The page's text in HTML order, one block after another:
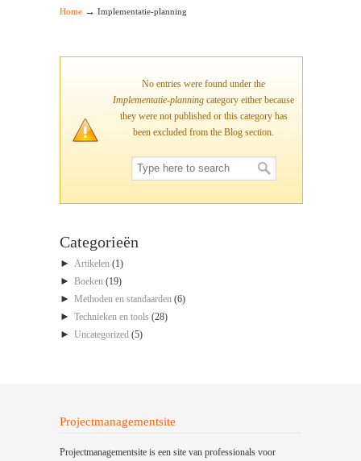
Home → Implementatie-planning
No entries were found under the
Implementatie-planning category either because
they were not published or this category has
been excluded from the Blog section.
Categorieën
► Artikelen (1)
► Boeken (19)
► Methoden en standaarden (6)
► Technieken en tools (28)
► Uncategorized (5)
Projectmanagementsite
Projectmanagementsite is een site van professionals voor